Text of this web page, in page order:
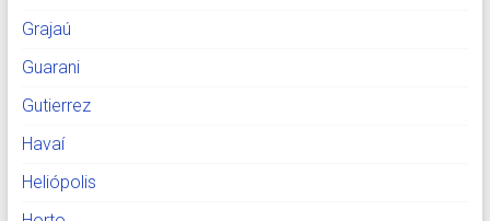
Grajaú
Guarani
Gutierrez
Havaí
Heliópolis